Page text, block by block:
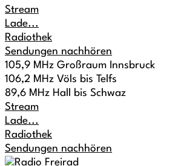
Stream
Lade...
Radiothek
Sendungen nachhören
105,9 MHz Großraum Innsbruck
106,2 MHz Völs bis Telfs
89,6 MHz Hall bis Schwaz
Stream
Lade...
Radiothek
Sendungen nachhören